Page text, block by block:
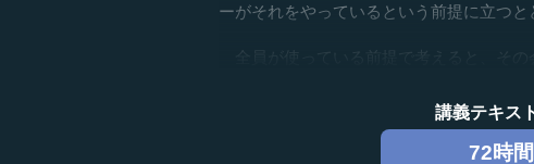
ーがそれをやっているという前提に立つと
全員が使っている前提で考えると、その
講義テキス
72時